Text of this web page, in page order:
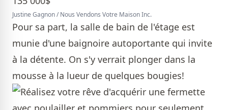
Justine Gagnon / Nous Vendons Votre Maison Inc.
Pour sa part, la salle de bain de l'étage est
munie d'une baignoire autoportante qui invite
à la détente. On s'y verrait plonger dans la
mousse à la lueur de quelques bougies!